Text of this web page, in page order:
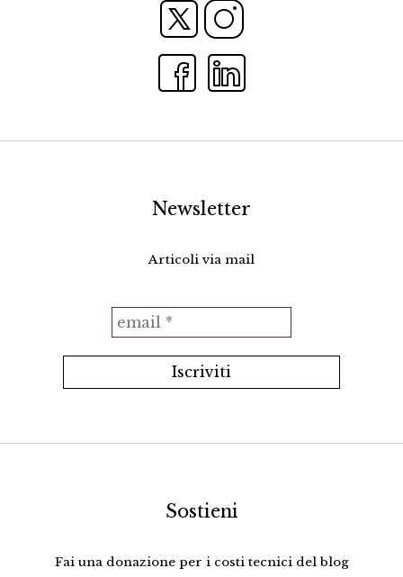
Newsletter
Articoli via mail
Sostieni
Fai una donazione per i costi tecnici del blog